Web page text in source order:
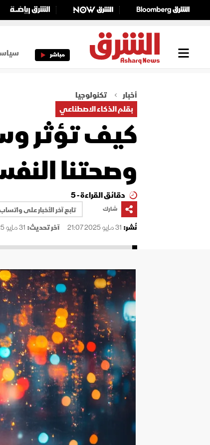
مباشر
أخبار
تكنولوجيا
بقلم الذكاء الاصطناعي
كيف تؤثر
وصحتنا
دقائق القراءة - 5
شارك
تابع آخر الأخبار على
نُشر: 31 مايو 2025 21:07 آخر تحديث: 31 مايو 2025 21:09